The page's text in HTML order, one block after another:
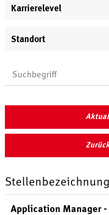
Karrierelevel
Standort
Stellenbezeichnung
Application Manager